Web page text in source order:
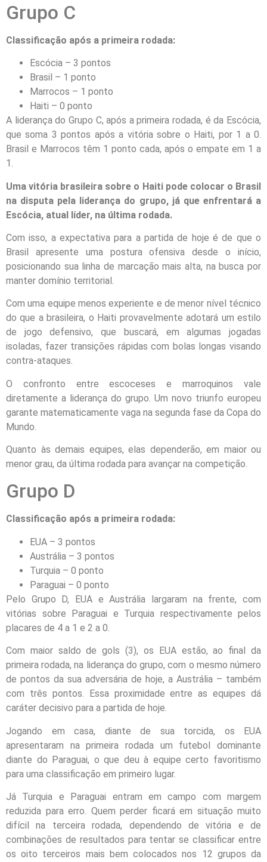
Grupo C
Classificação após a primeira rodada:
Escócia – 3 pontos
Brasil – 1 ponto
Marrocos – 1 ponto
Haiti – 0 ponto
A liderança do Grupo C, após a primeira rodada, é da Escócia,
que soma 3 pontos após a vitória sobre o Haiti, por 1 a 0.
Brasil e Marrocos têm 1 ponto cada, após o empate em 1 a
1.
Uma vitória brasileira sobre o Haiti pode colocar o Brasil
na disputa pela liderança do grupo, já que enfrentará a
Escócia, atual líder, na última rodada.
Com isso, a expectativa para a partida de hoje é de que o
Brasil apresente uma postura ofensiva desde o início,
posicionando sua linha de marcação mais alta, na busca por
manter domínio territorial.
Com uma equipe menos experiente e de menor nível técnico
do que a brasileira, o Haiti provavelmente adotará um estilo
de jogo defensivo, que buscará, em algumas jogadas
isoladas, fazer transições rápidas com bolas longas visando
contra-ataques.
O confronto entre escoceses e marroquinos vale
diretamente a liderança do grupo. Um novo triunfo europeu
garante matematicamente vaga na segunda fase da Copa do
Mundo.
Quanto às demais equipes, elas dependerão, em maior ou
menor grau, da última rodada para avançar na competição.
Grupo D
Classificação após a primeira rodada:
EUA – 3 pontos
Austrália – 3 pontos
Turquia – 0 ponto
Paraguai – 0 ponto
Pelo Grupo D, EUA e Austrália largaram na frente, com
vitórias sobre Paraguai e Turquia respectivamente pelos
placares de 4 a 1 e 2 a 0.
Com maior saldo de gols (3), os EUA estão, ao final da
primeira rodada, na liderança do grupo, com o mesmo número
de pontos da sua adversária de hoje, a Austrália – também
com três pontos. Essa proximidade entre as equipes dá
caráter decisivo para a partida de hoje.
Jogando em casa, diante de sua torcida, os EUA
apresentaram na primeira rodada um futebol dominante
diante do Paraguai, o que deu à equipe certo favoritismo
para uma classificação em primeiro lugar.
Já Turquia e Paraguai entram em campo com margem
reduzida para erro. Quem perder ficará em situação muito
difícil na terceira rodada, dependendo de vitória e de
combinações de resultados para tentar se classificar entre
os oito terceiros mais bem colocados nos 12 grupos da